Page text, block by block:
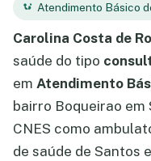
Atendimento Básico
Carolina Costa de
saúde do tipo
em Atendimento
bairro Boqueirao em
CNES como
de saúde de Santos